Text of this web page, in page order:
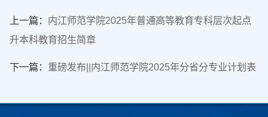
上一篇： 内江师范学院2025年普通高等教育专科层次起点
升本科教育招生简章
下一篇： 重磅发布||内江师范学院2025年分省分专业计划表